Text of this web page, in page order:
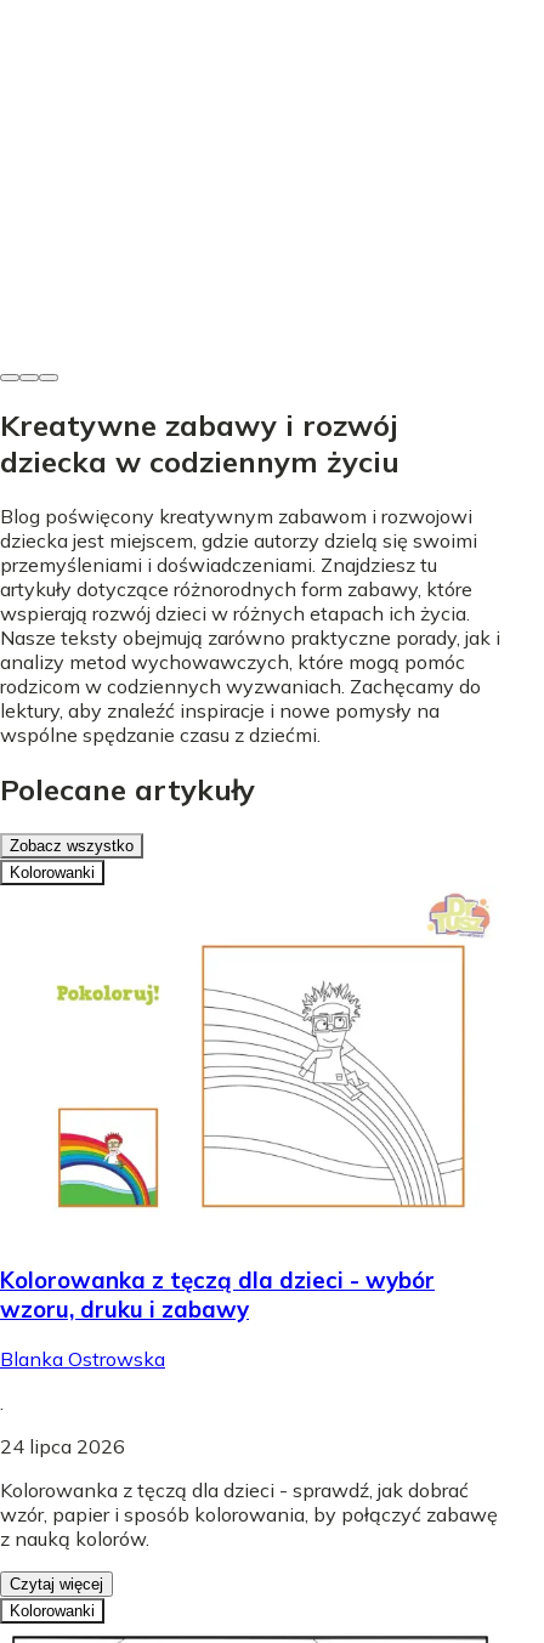
Kreatywne zabawy i rozwój
dziecka w codziennym życiu
Blog poświęcony kreatywnym zabawom i rozwojowi
dziecka jest miejscem, gdzie autorzy dzielą się swoimi
przemyśleniami i doświadczeniami. Znajdziesz tu
artykuły dotyczące różnorodnych form zabawy, które
wspierają rozwój dzieci w różnych etapach ich życia.
Nasze teksty obejmują zarówno praktyczne porady, jak i
analizy metod wychowawczych, które mogą pomóc
rodzicom w codziennych wyzwaniach. Zachęcamy do
lektury, aby znaleźć inspiracje i nowe pomysły na
wspólne spędzanie czasu z dziećmi.
Polecane artykuły
Zobacz wszystko
Kolorowanki
Kolorowanka z tęczą dla dzieci - wybór
wzoru, druku i zabawy
Blanka Ostrowska
24 lipca 2026
Kolorowanka z tęczą dla dzieci - sprawdź, jak dobrać
wzór, papier i sposób kolorowania, by połączyć zabawę
z nauką kolorów.
Czytaj więcej
Kolorowanki